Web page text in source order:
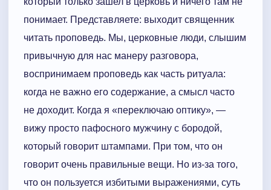
понимает. Представляете: выходит священник
читать проповедь. Мы, церковные люди, слышим
привычную для нас манеру разговора,
воспринимаем проповедь как часть ритуала:
когда не важно его содержание, а смысл часто
не доходит. Когда я «переключаю оптику», —
вижу просто пафосного мужчину с бородой,
который говорит штампами. При том, что он
говорит очень правильные вещи. Но из-за того,
что он пользуется избитыми выражениями, суть